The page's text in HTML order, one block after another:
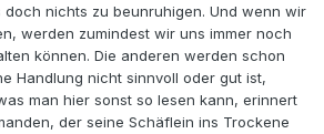
doch nichts zu beunruhigen. Und wenn wir
werden zumindest wir uns immer noch
können. Die anderen werden schon
Handlung nicht sinnvoll oder gut ist,
man hier sonst so lesen kann, erinnert
der seine Schäflein ins Trockene